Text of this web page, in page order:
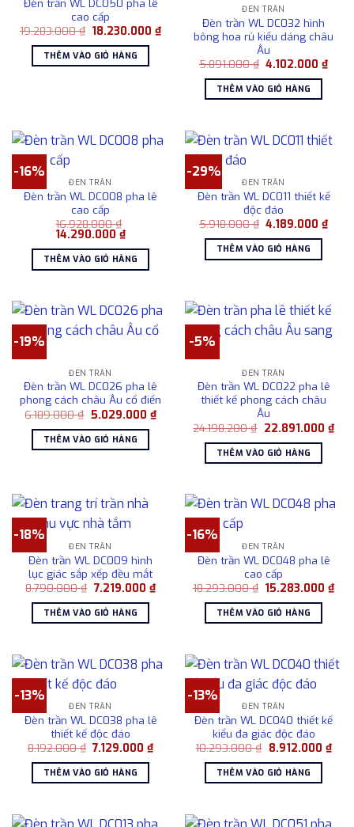
Đèn trần WL DC050 pha lê
cao cấp
19.283.000₫ Giá
là:
19.283.000 ₫.
18.230.000₫Giá
hiện
18.230.000 ₫.
THÊM VÀO GIỎ HÀNG
ĐÈN TRẦN
Đèn trần WL DC032 hình
bông hoa rủ kiểu dáng châu
Âu
5.891.000₫ Giá
là:
5.891.000 ₫.
4.102.000₫Giá
hiện
THÊM VÀO GIỎ HÀNG
-16%
ĐÈN TRẦN
Đèn trần WL DC008 pha lê
cao cấp
16.928.000₫
Giá
là:
16.928.000 ₫.
14.290.000 ₫Giá
tại
là:
14.290.000 ₫.
THÊM VÀO GIỎ HÀNG
-29%
ĐÈN TRẦN
Đèn trần WL DC011 thiết kế
độc đáo
5.918.000₫ Giá
là:
5.918.000 ₫.
4.189.000₫Giá
THÊM VÀO GIỎ HÀNG
-19%
ĐÈN TRẦN
Đèn trần WL DC026 pha lê
phong cách châu Âu cổ điển
6.189.000₫ Giá
là:
6.189.000 ₫.
5.029.000 ₫Giá
hiện
5.029.000 ₫.
THÊM VÀO GIỎ HÀNG
-5%
ĐÈN TRẦN
Đèn trần WL DC022 pha lê
thiết kế phong cách châu
Âu
24.198.200₫ Giá
là:
24.198.200 ₫.
22.891.000 ₫Giá
hiện
THÊM VÀO GIỎ HÀNG
-18%
ĐÈN TRẦN
Đèn trần WL DC009 hình
lục giác sắp xếp đều mắt
8.790.000₫ Giá
là:
8.790.000 ₫.
7.219.000 ₫Giá
hiện
7.219.000 ₫.
THÊM VÀO GIỎ HÀNG
-16%
ĐÈN TRẦN
Đèn trần WL DC048 pha lê
cao cấp
18.293.000₫ Giá
là:
18.293.000 ₫.
15.283.000₫Giá
hiện
THÊM VÀO GIỎ HÀNG
-13%
ĐÈN TRẦN
Đèn trần WL DC038 pha lê
thiết kế độc đáo
8.192.000₫ Giá
là:
8.192.000 ₫.
7.129.000₫Giá
THÊM VÀO GIỎ HÀNG
-13%
ĐÈN TRẦN
Đèn trần WL DC040 thiết kế
kiểu đa giác độc đáo
10.293.000₫ Giá
là:
10.293.000 ₫.
8.912.000 ₫Giá
THÊM VÀO GIỎ HÀNG